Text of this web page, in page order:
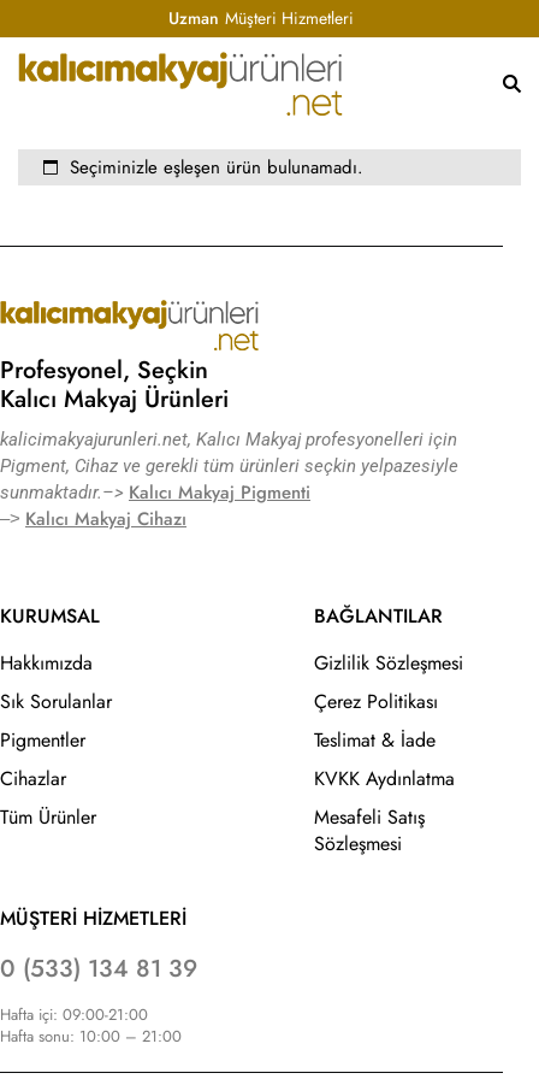
Uzman Müşteri Hizmetleri
Seçiminizle eşleşen ürün bulunamadı.
Profesyonel, Seçkin
Kalıcı Makyaj Ürünleri
kalicimakyajurunleri.net, Kalıcı Makyaj profesyonelleri için
Pigment, Cihaz ve gerekli tüm ürünleri seçkin yelpazesiyle
sunmaktadır.–> Kalıcı Makyaj Pigmenti
–> Kalıcı Makyaj Cihazı
KURUMSAL
Hakkımızda
Sık Sorulanlar
Pigmentler
Cihazlar
Tüm Ürünler
BAĞLANTILAR
Gizlilik Sözleşmesi
Çerez Politikası
Teslimat & İade
KVKK Aydınlatma
Mesafeli Satış
Sözleşmesi
MÜŞTERİ HİZMETLERİ
0 (533) 134 81 39
Hafta içi: 09:00-21:00
Hafta sonu: 10:00 – 21:00